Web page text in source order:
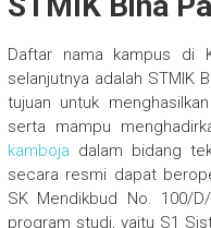
Daftar nama kampus di
selanjutnya adalah STMIK
tujuan untuk
serta mampu
kamboja dalam bidang
secara resmi dapat
SK Mendikbud No. 100/
program studi, yaitu S1